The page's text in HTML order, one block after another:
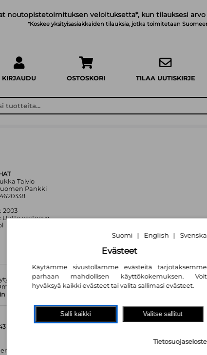
noutopistetoimituksen veloituksetta*, kun tilauksesi
*Koskee yksityisasiakkaiden tilauksia, jotka toimitetaan
KIRJAUDU OSTOSKORI TILAA UUTISKIRJE
Talvio
Pankki
2003
Uutta vastaava
kpl
määrä (kts. alla): 288 kpl
Suomi | English | Svenska
Evästeet
Käytämme sivustollamme evästeitä tarjotaksemme
parhaan mahdollisen käyttökokemuksen. Voit
hyväksyä kaikki evästeet tai valita sallimasi evästeet.
Salli kaikki Valitse sallitut
Tietosuojaseloste